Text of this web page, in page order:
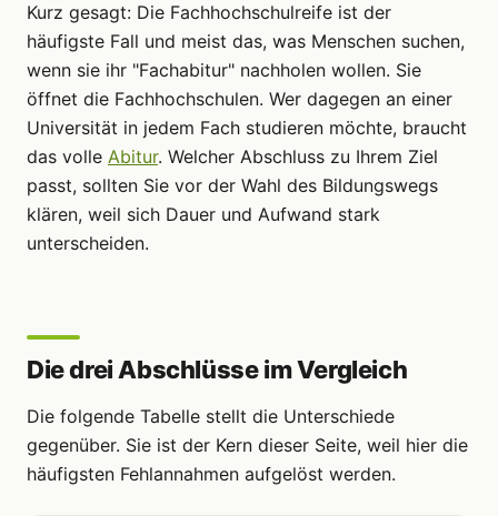
Kurz gesagt: Die Fachhochschulreife ist der
häufigste Fall und meist das, was Menschen suchen,
wenn sie ihr "Fachabitur" nachholen wollen. Sie
öffnet die Fachhochschulen. Wer dagegen an einer
Universität in jedem Fach studieren möchte, braucht
das volle Abitur. Welcher Abschluss zu Ihrem Ziel
passt, sollten Sie vor der Wahl des Bildungswegs
klären, weil sich Dauer und Aufwand stark
unterscheiden.
Die drei Abschlüsse im Vergleich
Die folgende Tabelle stellt die Unterschiede
gegenüber. Sie ist der Kern dieser Seite, weil hier die
häufigsten Fehlannahmen aufgelöst werden.